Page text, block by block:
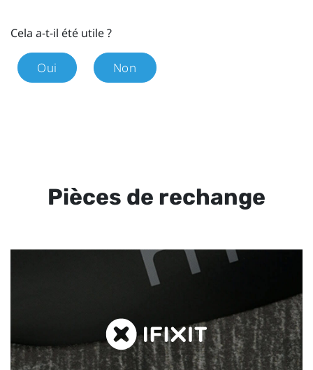
Cela a-t-il été utile ?
Oui Non
Pièces de rechange